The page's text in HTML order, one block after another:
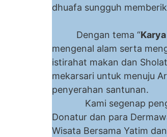
dhuafa
Dengan tema “
mengenal alam serta
istirahat makan dan
mekarsari untuk menuju
Kami segenap
Donatur dan para
Wisata